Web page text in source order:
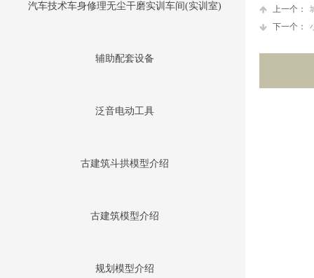
上一个：
下一个：
汽车技术车身修理无尘干磨实训车间(实训室)
辅助配套设备
泛音电动工具
古建筑斗拱模型介绍
古建筑模型介绍
规划模型介绍